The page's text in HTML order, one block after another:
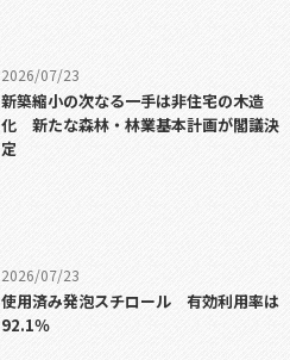
2026/07/23
新築縮小の次なる一手は非住宅の木造
化 新たな森林・林業基本計画が閣議決
定
2026/07/23
使用済み発泡スチロール 有効利用率は
92.1％